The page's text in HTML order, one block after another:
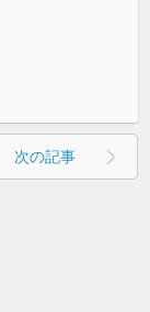
次の記事